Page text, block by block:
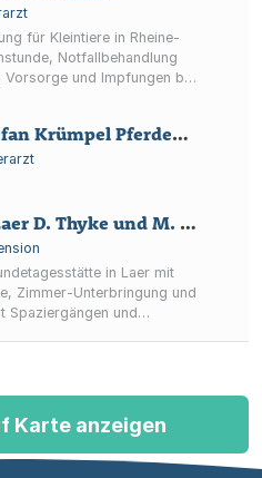
für Kleintiere in Rheine-
Notfallbehandlung
Vorsorge und Impfungen bis
Dr. med. vet. Stefan Krümpel Pferdepraxis an der Surenburg
Hundepension Laer D. Thyke und M. Steinmann
in Laer mit
Zimmer-Unterbringung und
Spaziergängen und
Karte anzeigen